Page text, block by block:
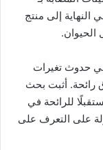
يؤدي في النهاية إلى منتج
حدوث تغيرات
رائحة. أثبت بحث
نحل العسل، الذي يحتوي على 170 مستقبلًا للرائحة في
على التعرف على